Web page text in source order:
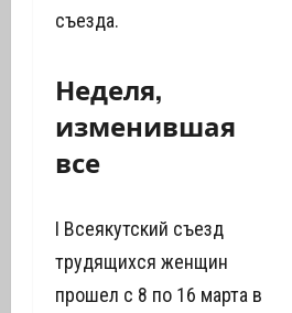
съезда.
Неделя,
изменившая
все
I Всеякутский съезд
трудящихся женщин
прошел с 8 по 16 марта в